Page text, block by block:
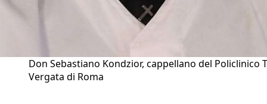
Don Sebastiano Kondzior, cappellano del Policlinico
Vergata di Roma